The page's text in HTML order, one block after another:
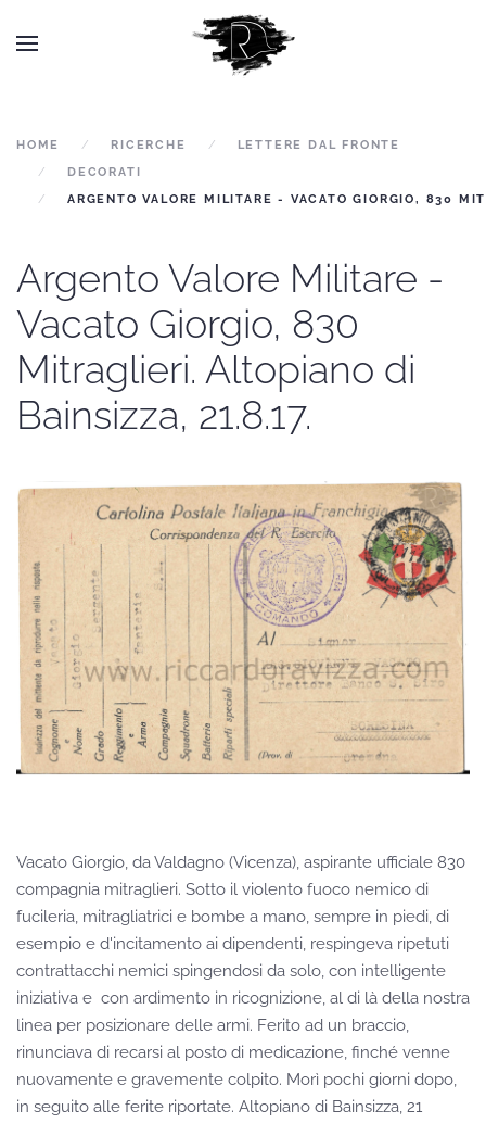
HOME RICERCHE
LETTERE DAL FRONTE
DECORATI
ARGENTO VALORE MILITARE - VACATO GIORGIO, 830
Argento Valore Militare -
Vacato Giorgio, 830
Mitraglieri. Altopiano di
Bainsizza, 21.8.17.
Vacato Giorgio, da Valdagno (Vicenza), aspirante ufficiale 830
compagnia mitraglieri. Sotto il violento fuoco nemico di
fucileria, mitragliatrici e bombe a mano, sempre in piedi, di
esempio e d'incitamento ai dipendenti, respingeva ripetuti
contrattacchi nemici spingendosi da solo, con intelligente
iniziativa e con ardimento in ricognizione, al di là della nostra
linea per posizionare delle armi. Ferito ad un braccio,
rinunciava di recarsi al posto di medicazione, finché venne
nuovamente e gravemente colpito. Morì pochi giorni dopo,
in seguito alle ferite riportate. Altopiano di Bainsizza, 21